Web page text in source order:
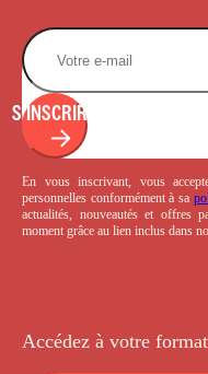
S'INSCRIRE
En vous inscrivant, vous
personnelles conformément à sa
actualités, nouveautés et offres
moment grâce au lien inclus dans
Accédez à votre